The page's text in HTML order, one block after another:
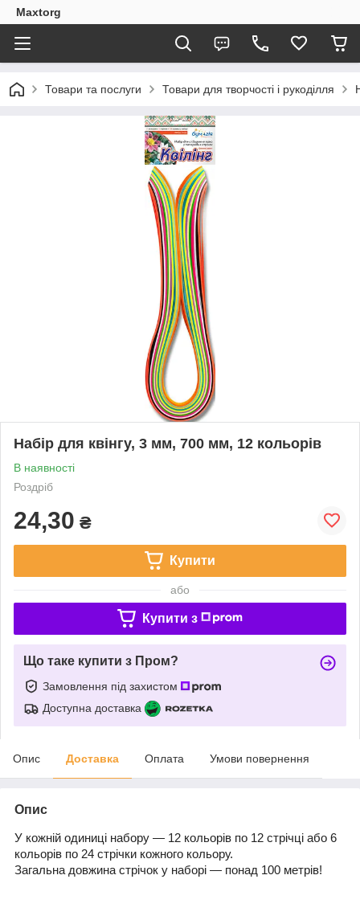
Maxtorg
Товари та послуги Товари для творчості і рукоділля
Набір для квінгу, 3 мм, 700 мм, 12 кольорів
В наявності
Роздріб
24,30 ₴
Купити
або
Купити з
Що таке купити з Пром?
Замовлення під захистом
Доступна доставка
Опис Доставка Оплата Умови повернення
Опис
У кожній одиниці набору — 12 кольорів по 12 стрічці або 6
кольорів по 24 стрічки кожного кольору.
Загальна довжина стрічок у наборі — понад 100 метрів!